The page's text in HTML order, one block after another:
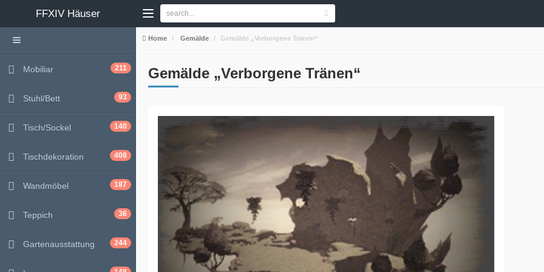
FFXIV Häuser
Home Gemälde Gemälde „Verborgene Tränen“
Gemälde „Verborgene Tränen“
Mobiliar 211
Stuhl/Bett 93
Tisch/Sockel 140
Tischdekoration 408
Wandmöbel 187
Teppich 36
Gartenausstattung 244